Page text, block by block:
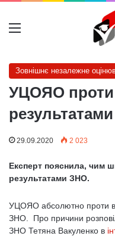
Меню
Зовнішнє незалежне
УЦОЯО проти
29.09.2020 2 023
Експерт пояснила, чим
результатами ЗНО.
УЦОЯО абсолютно проти
ЗНО. Про причини
ЗНО Тетяна Вакуленко в